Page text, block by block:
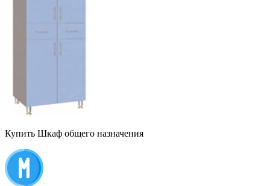
Купить Шкаф общего назначения